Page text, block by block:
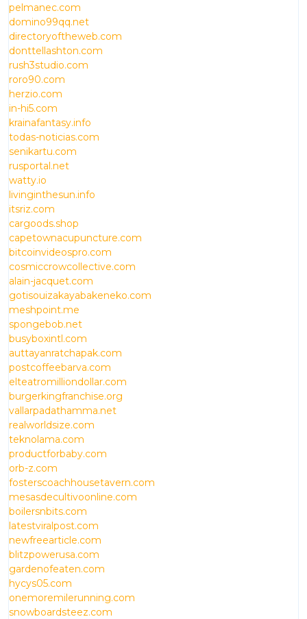
pelmanec.com
domino99qq.net
directoryoftheweb.com
donttellashton.com
rush3studio.com
roro90.com
herzio.com
in-hi5.com
krainafantasy.info
todas-noticias.com
senikartu.com
rusportal.net
watty.io
livinginthesun.info
itsriz.com
cargoods.shop
capetownacupuncture.com
bitcoinvideospro.com
cosmiccrowcollective.com
alain-jacquet.com
gotisouizakayabakeneko.com
meshpoint.me
spongebob.net
busyboxintl.com
auttayanratchapak.com
postcoffeebarva.com
elteatromilliondollar.com
burgerkingfranchise.org
vallarpadathamma.net
realworldsize.com
teknolama.com
productforbaby.com
orb-z.com
fosterscoachhousetavern.com
mesasdecultivoonline.com
boilersnbits.com
latestviralpost.com
newfreearticle.com
blitzpowerusa.com
gardenofeaten.com
hycys05.com
onemoremilerunning.com
snowboardsteez.com